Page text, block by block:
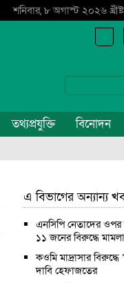
শনিবার, ৮ অগাস্ট ২০২৬
তথ্যপ্রযুক্তি বিনোদন
এ বিভাগের অন্যান্য
এনসিপি নেতাদের
১১ জনের বিরুদ্ধে মামলা
কওমি মাদ্রাসার
দাবি হেফাজতের